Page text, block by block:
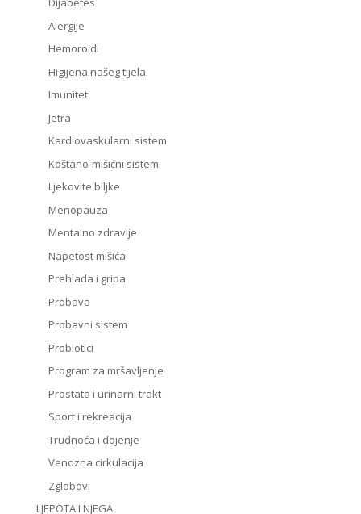
Alergije
Hemoroidi
Higijena našeg tijela
Imunitet
Jetra
Kardiovaskularni sistem
Koštano-mišićni sistem
Ljekovite biljke
Menopauza
Mentalno zdravlje
Napetost mišića
Prehlada i gripa
Probava
Probavni sistem
Probiotici
Program za mršavljenje
Prostata i urinarni trakt
Sport i rekreacija
Trudnoća i dojenje
Venozna cirkulacija
Zglobovi
LJEPOTA I NJEGA